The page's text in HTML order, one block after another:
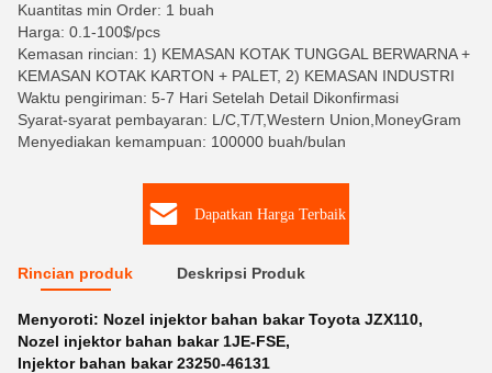
Kuantitas min Order: 1 buah
Harga: 0.1-100$/pcs
Kemasan rincian: 1) KEMASAN KOTAK TUNGGAL BERWARNA +
KEMASAN KOTAK KARTON + PALET, 2) KEMASAN INDUSTRI
Waktu pengiriman: 5-7 Hari Setelah Detail Dikonfirmasi
Syarat-syarat pembayaran: L/C,T/T,Western Union,MoneyGram
Menyediakan kemampuan: 100000 buah/bulan
Dapatkan Harga Terbaik
Rincian produk Deskripsi Produk
Menyoroti: Nozel injektor bahan bakar Toyota JZX110,
Nozel injektor bahan bakar 1JE-FSE,
Injektor bahan bakar 23250-46131